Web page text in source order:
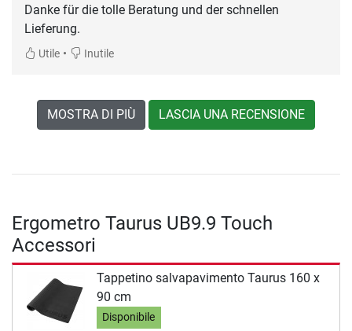
Danke für die tolle Beratung und der schnellen
Lieferung.
Utile • Inutile
MOSTRA DI PIÙ LASCIA UNA RECENSIONE
Ergometro Taurus UB9.9 Touch
Accessori
Tappetino salvapavimento Taurus 160 x
90 cm
Disponibile